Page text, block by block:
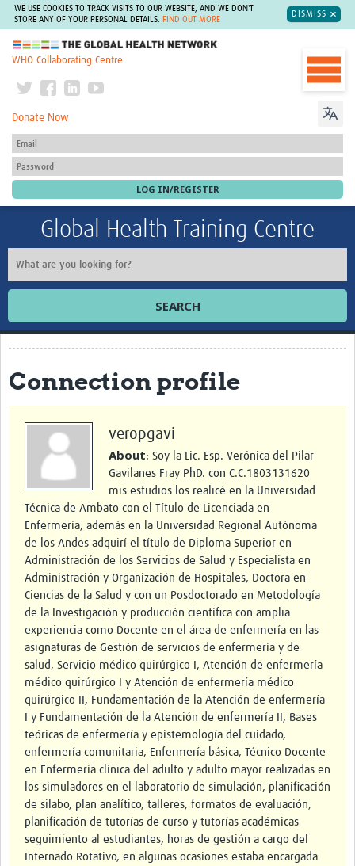
WE USE COOKIES TO TRACK VISITS TO OUR WEBSITE, AND WE DON'T
STORE ANY OF YOUR PERSONAL DETAILS.
FIND OUT MORE
DISMISS
The Global Health Network
WHO Collaborating Centre
Donate Now
Global Health Training Centre
SEARCH
Home
eLearning Courses
Professional Development
What is it?
Background
Scoring & Moderation
For Individuals
For Teams
Webinars and Workshops
Certificates of Attendance
Resources Gateway
Donate
FAQ
Contact
Connection profile
veropgavi
About: Soy la Lic. Esp. Verónica del Pilar
Gavilanes Fray PhD. con C.C.1803131620
mis estudios los realicé en la Universidad
Técnica de Ambato con el Título de Licenciada en
Enfermería, además en la Universidad Regional Autónoma
de los Andes adquirí el título de Diploma Superior en
Administración de los Servicios de Salud y Especialista en
Administración y Organización de Hospitales, Doctora en
Ciencias de la Salud y con un Posdoctorado en Metodología
de la Investigación y producción científica con amplia
experiencia como Docente en el área de enfermería en las
asignaturas de Gestión de servicios de enfermería y de
salud, Servicio médico quirúrgico I, Atención de enfermería
médico quirúrgico I y Atención de enfermería médico
quirúrgico II, Fundamentación de la Atención de enfermería
I y Fundamentación de la Atención de enfermería II, Bases
teóricas de enfermería y epistemología del cuidado,
enfermería comunitaria, Enfermería básica, Técnico Docente
en Enfermería clínica del adulto y adulto mayor realizadas en
los simuladores en el laboratorio de simulación, planificación
de silabo, plan analítico, talleres, formatos de evaluación,
planificación de tutorías de curso y tutorías académicas
seguimiento al estudiantes, horas de gestión a cargo del
Internado Rotativo, en algunas ocasiones estaba encargada